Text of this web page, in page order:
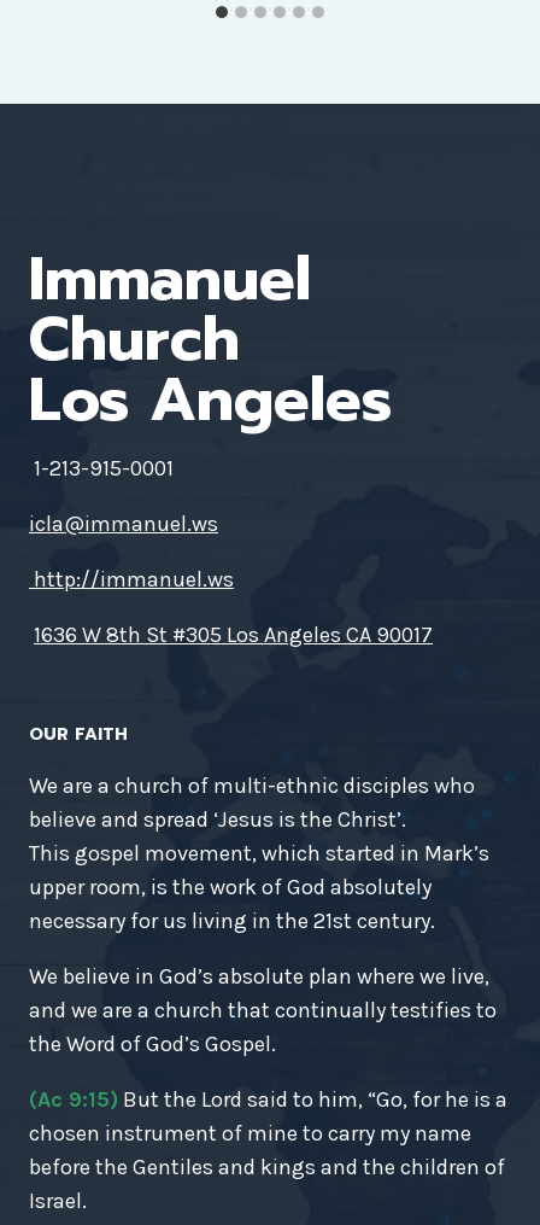
Immanuel
Church
Los Angeles
1-213-915-0001
icla@immanuel.ws
http://immanuel.ws
1636 W 8th St #305 Los Angeles CA 90017
OUR FAITH
We are a church of multi-ethnic disciples who
believe and spread ‘Jesus is the Christ’.
This gospel movement, which started in Mark’s
upper room, is the work of God absolutely
necessary for us living in the 21st century.
We believe in God’s absolute plan where we live,
and we are a church that continually testifies to
the Word of God’s Gospel.
(Ac 9:15) But the Lord said to him, “Go, for he is a
chosen instrument of mine to carry my name
before the Gentiles and kings and the children of
Israel.